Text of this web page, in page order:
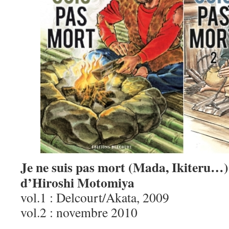
Je ne suis pas mort (Mada, Ikiteru…)
d’Hiroshi Motomiya
vol.1 : Delcourt/Akata, 2009
vol.2 : novembre 2010